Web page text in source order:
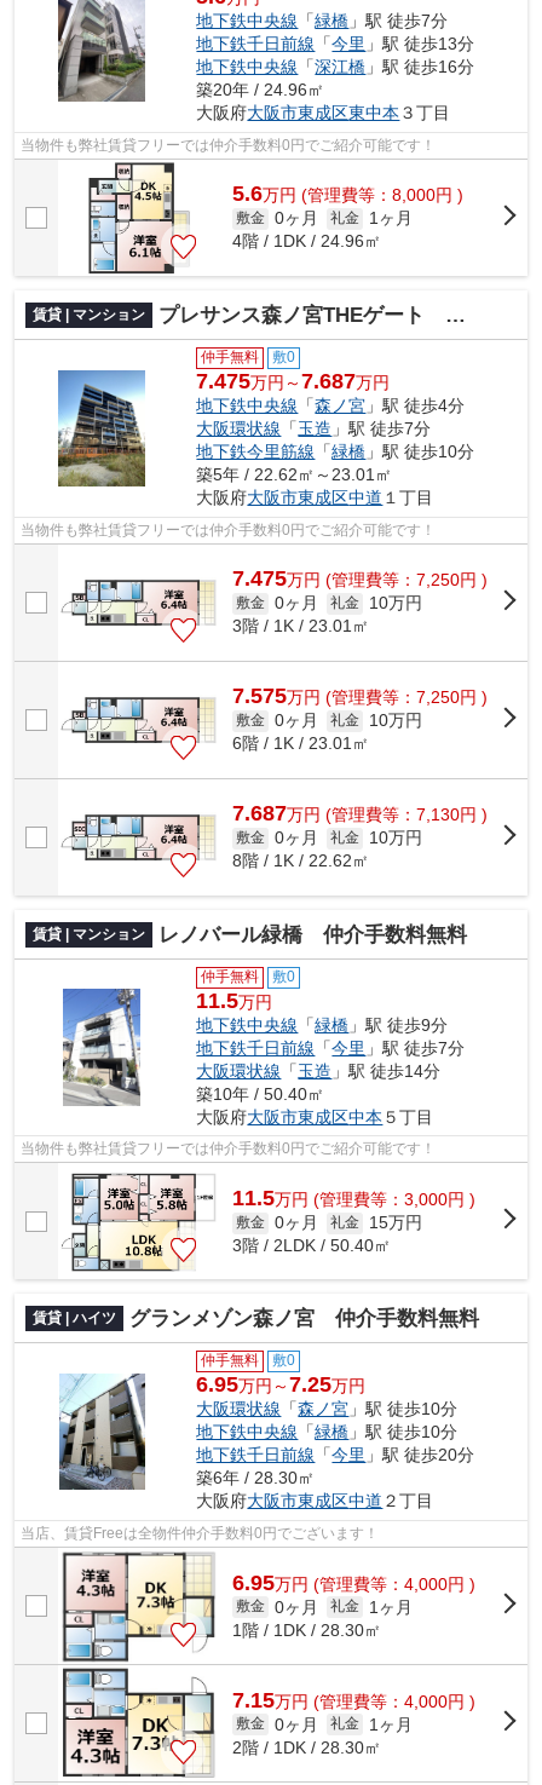
地下鉄中央線 「緑橋 」駅 徒歩7分
地下鉄千日前線 「今里 」駅 徒歩13分
地下鉄中央線 「深江橋 」駅 徒歩16分
築20年 / 24.96㎡
大阪府大阪市東成区東中本 ３丁目
当物件も弊社賃貸フリーでは仲介手数料0円でご紹介可能です！
5.6万円 (管理費等：8,000円 )
敷金 0ヶ月 礼金
1ヶ月
4階 / 1DK / 24.96㎡
賃貸 | マンション プレサンス森ノ宮THEゲート 仲介手数料無料
仲手無料 敷0
7.475万円～7.687万円
地下鉄中央線 「森ノ宮 」駅 徒歩4分
大阪環状線 「玉造 」駅 徒歩7分
地下鉄今里筋線 「緑橋 」駅 徒歩10分
築5年 / 22.62㎡～23.01㎡
大阪府大阪市東成区中道 １丁目
当物件も弊社賃貸フリーでは仲介手数料0円でご紹介可能です！
7.475万円 (管理費等：7,250円 )
敷金 0ヶ月 礼金
10万円
3階 / 1K / 23.01㎡
7.575万円 (管理費等：7,250円 )
敷金 0ヶ月 礼金
10万円
6階 / 1K / 23.01㎡
7.687万円 (管理費等：7,130円 )
敷金 0ヶ月 礼金
10万円
8階 / 1K / 22.62㎡
賃貸 | マンション レノバール緑橋 仲介手数料無料
仲手無料 敷0
11.5万円
地下鉄中央線 「緑橋 」駅 徒歩9分
地下鉄千日前線 「今里 」駅 徒歩7分
大阪環状線 「玉造 」駅 徒歩14分
築10年 / 50.40㎡
大阪府大阪市東成区中本 ５丁目
当物件も弊社賃貸フリーでは仲介手数料0円でご紹介可能です！
11.5万円 (管理費等：3,000円 )
敷金 0ヶ月 礼金
15万円
3階 / 2LDK / 50.40㎡
賃貸 | ハイツ グランメゾン森ノ宮 仲介手数料無料
仲手無料 敷0
6.95万円～7.25万円
大阪環状線 「森ノ宮 」駅 徒歩10分
地下鉄中央線 「緑橋 」駅 徒歩10分
地下鉄千日前線 「今里 」駅 徒歩20分
築6年 / 28.30㎡
大阪府大阪市東成区中道 ２丁目
当店、賃貸Freeは全物件仲介手数料0円でございます！
6.95万円 (管理費等：4,000円 )
敷金 0ヶ月 礼金
1ヶ月
1階 / 1DK / 28.30㎡
7.15万円 (管理費等：4,000円 )
敷金 0ヶ月 礼金
1ヶ月
2階 / 1DK / 28.30㎡